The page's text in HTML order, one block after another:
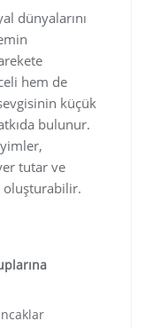
dünyalarını
hem de
küçük
bulunur.
tutar ve
oluşturabilir.